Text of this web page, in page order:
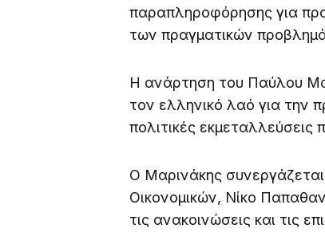
παραπληροφόρησης για
των πραγματικών
Η ανάρτηση του Παύλου
τον ελληνικό λαό για την
πολιτικές
Ο Μαρινάκης
Οικονομικών, Νίκο
τις ανακοινώσεις και τις